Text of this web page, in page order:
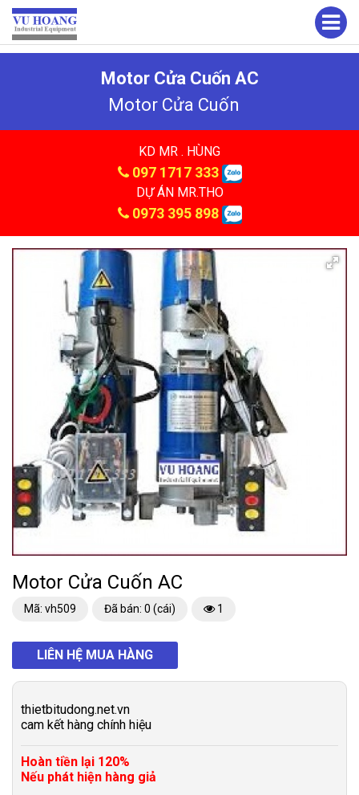
Motor Cửa Cuốn AC
Motor Cửa Cuốn
KD MR . HÙNG
097 1717 333
DỰ ÁN MR.THO
0973 395 898
Motor Cửa Cuốn AC
Mã: vh509 Đã bán: 0 (cái) 1
LIÊN HỆ MUA HÀNG
thietbitudong.net.vn
cam kết hàng chính hiệu
Hoàn tiền lại 120%
Nếu phát hiện hàng giả